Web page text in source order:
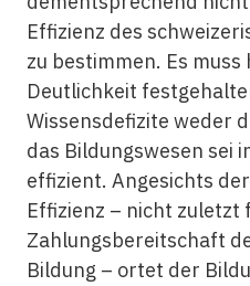
Effizienz des
zu bestimmen. Es
Deutlichkeit
Wissensdefizite weder
das Bildungswesen sei
effizient. Angesichts
Effizienz – nicht zuletzt
Zahlungsbereitschaft
Bildung – ortet der